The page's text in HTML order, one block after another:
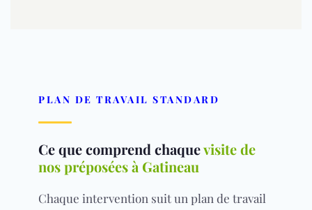
PLAN DE TRAVAIL STANDARD
Ce que comprend chaquevisite de
nos préposées à Gatineau
Chaque intervention suit un plan de travail